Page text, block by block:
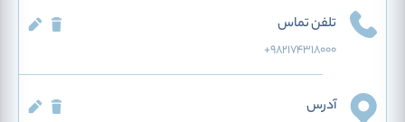
تلفن تماس
+9821۷۴۳۱۸۰۰۰
آدرس